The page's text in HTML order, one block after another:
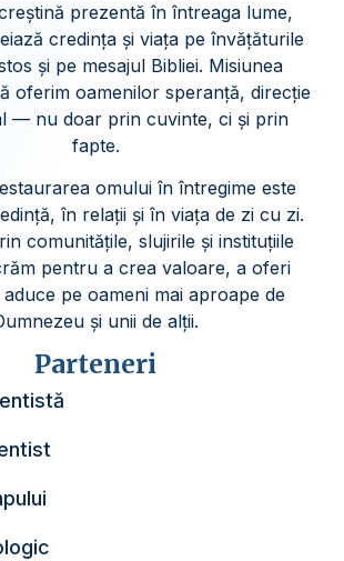
prezentă în întreaga lume,
credința și viața pe învățăturile
și pe mesajul Bibliei. Misiunea
oferim oamenilor speranță, direcție
— nu doar prin cuvinte, ci și prin
fapte.
omului în întregime este
în relații și în viața de zi cu zi.
comunitățile, slujirile și instituțiile
pentru a crea valoare, a oferi
pe oameni mai aproape de
și unii de alții.
Parteneri